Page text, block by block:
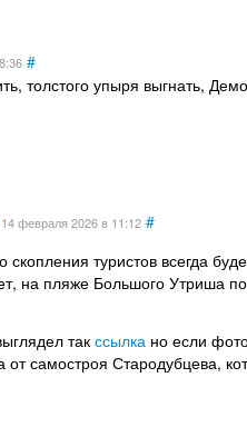
#
толстого упыря выгнать,
14 февраля 2026в 11:12 #
скопления туристов всегда
на пляже Большого Утриша
такссылка но если
от самостроя Стародубцева,